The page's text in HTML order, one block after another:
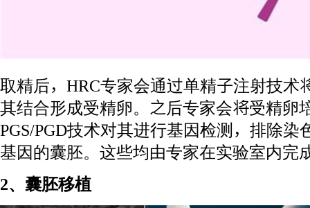
取精后，HRC专家会通过单精子注射技术
其结合形成受精卵。之后专家会将受精卵
PGS/PGD技术对其进行基因检测，排除染
基因的囊胚。这些均由专家在实验室内完
2、囊胚移植